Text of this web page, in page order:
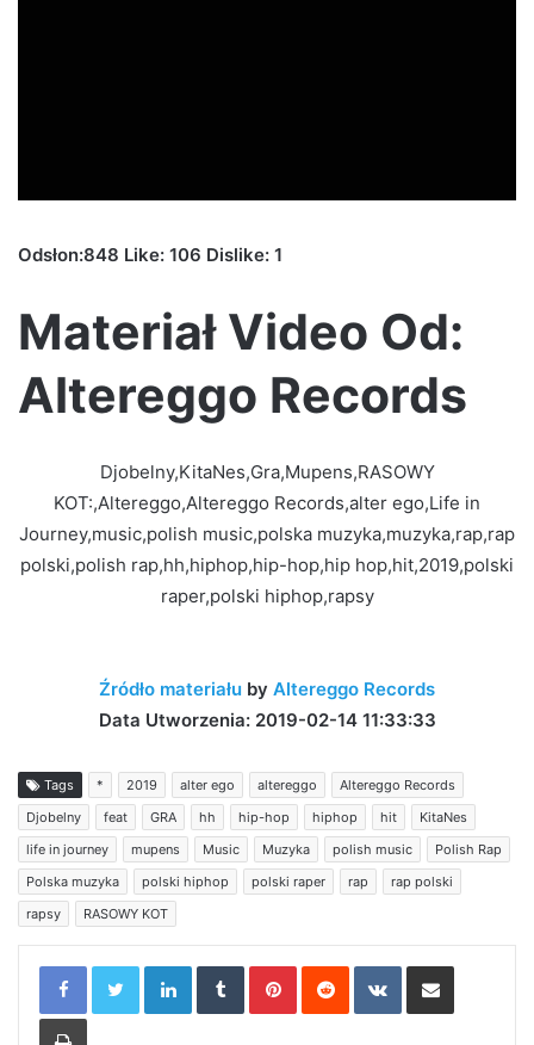
Odsłon:848 Like: 106 Dislike: 1
Materiał Video Od:
Altereggo Records
Djobelny,KitaNes,Gra,Mupens,RASOWY
KOT:,Altereggo,Altereggo Records,alter ego,Life in
Journey,music,polish music,polska muzyka,muzyka,rap,rap
polski,polish rap,hh,hiphop,hip-hop,hip hop,hit,2019,polski
raper,polski hiphop,rapsy
Źródło materiału by Altereggo Records
Data Utworzenia: 2019-02-14 11:33:33
Tags * 2019 alter ego altereggo
Altereggo Records
Djobelny
feat GRA hh hip-hop hiphop hit
KitaNes
life in journey
mupens Music Muzyka polish music
Polish Rap
Polska muzyka
polski hiphop polski raper rap
rap polski
rapsy
RASOWY KOT
LinkedInTumblrPinterestReddit VKontakteShare via Email
Print